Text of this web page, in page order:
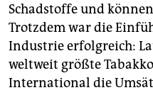
Schadstoffe und
Trotzdem war die
Industrie erfolgreich:
weltweit größte
International die